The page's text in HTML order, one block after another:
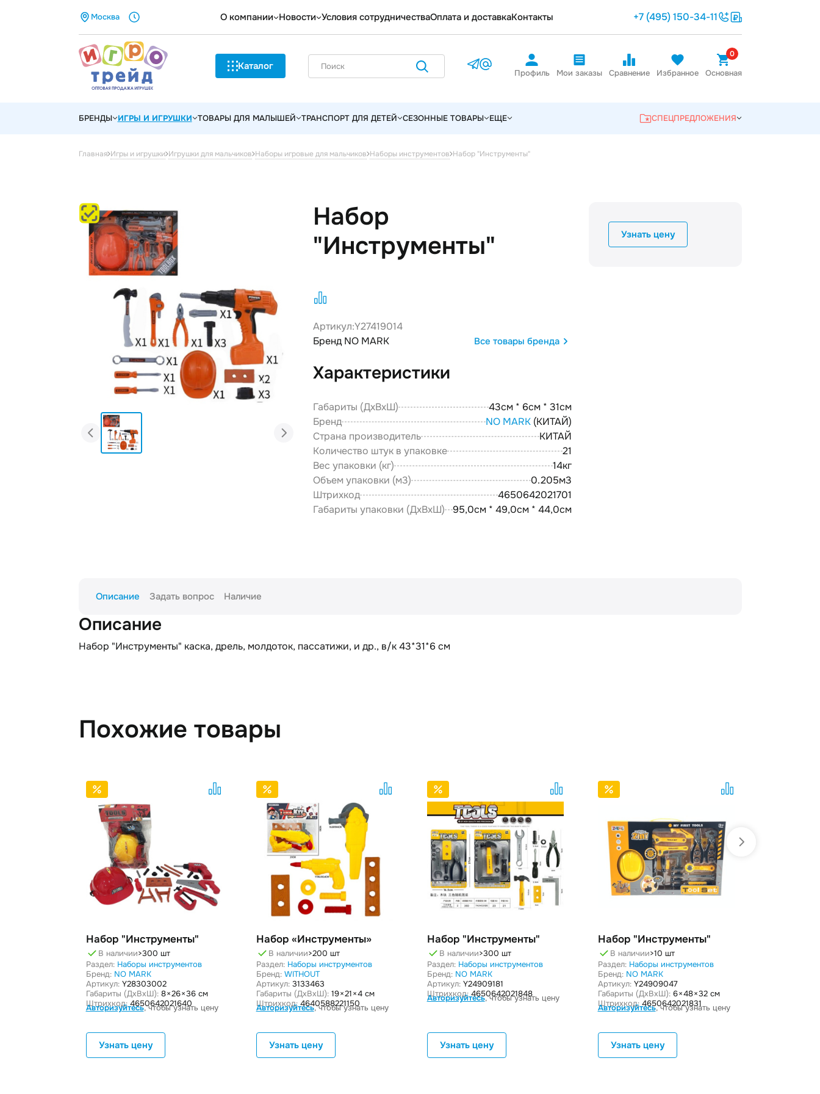
Москва О компании Новости Условия сотрудничестваОплата и доставкаКонтакты +7 (495) 150-34-11
Каталог
Профиль Мои заказы Сравнение Избранное
0
Основная
БРЕНДЫ ИГРЫ И ИГРУШКИ ТОВАРЫ ДЛЯ МАЛЫШЕЙ ТРАНСПОРТ ДЛЯ ДЕТЕЙ СЕЗОННЫЕ ТОВАРЫ ЕЩЕ СПЕЦПРЕДЛОЖЕНИЯ
Главная Игры и игрушки Игрушки для мальчиков Наборы игровые для мальчиков Наборы инструментов Набор "Инструменты"
Узнать цену
Набор
"Инструменты"
Артикул:Y27419014
Бренд NO MARK
Все товары бренда
Характеристики
Габариты (ДxВxШ)
43см * 6см * 31см
Бренд
NO MARK(КИТАЙ)
Страна производитель
КИТАЙ
Количество штук в упаковке
21
Вес упаковки (кг)
14кг
Объем упаковки (м3)
0.205м3
Штрихкод
4650642021701
Габариты упаковки (ДxВxШ)
95,0см * 49,0см * 44,0см
Описание Задать вопрос Наличие
Описание
Набор "Инструменты" каска, дрель, молдоток, пассатижи, и др., в/к 43*31*6 см
Похожие товары
Набор "Инструменты"
В наличии>300 шт
Раздел: Наборы инструментов
Бренд: NO MARK
Артикул:Y28303002
Габариты (ДxВxШ):8 × 26 × 36 см
Штрихкод:4650642021640
Авторизуйтесь, чтобы узнать цену
Узнать цену
Набор «Инструменты»
В наличии>200 шт
Раздел: Наборы инструментов
Бренд: WITHOUT
Артикул: 3133463
Габариты (ДxВxШ): 19 × 21 × 4 см
Штрихкод: 4640588221150
Авторизуйтесь, чтобы узнать цену
Узнать цену
Набор "Инструменты"
В наличии>300 шт
Раздел: Наборы инструментов
Бренд: NO MARK
Артикул: Y24909181
Штрихкод: 4650642021848
Авторизуйтесь, чтобы узнать цену
Узнать цену
Набор "Инструменты"
В наличии>10 шт
Раздел: Наборы инструментов
Бренд: NO MARK
Артикул:Y24909047
Габариты (ДxВxШ):6 × 48 × 32 см
Штрихкод:4650642021831
Авторизуйтесь, чтобы узнать цену
Узнать цену